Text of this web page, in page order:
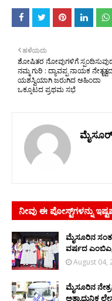
ಹಳೆಯದು
ಶೋಷಿತರ ನೋವುಗಳಿಗೆ
ನಮ್ಮ ಗುರಿ : ದ್ಯಾವಪ್ಪ ನಾಯಕ
ಯಶಸ್ವಿಯಾಗಿ ಜರುಗಿದ ಅಹಿಂದಾ
ಒಕ್ಕೂಟದ ಪ್ರಥಮ ಸಭೆ
ನೀವು ಈ ಪೋಸ್ಟ್‌ಗಳನ್ನು
ಮೈಸೂರಿನ ಸಂತ
ವರ್ಷದ
August 04,
ಮೈಸೂರಿನ
ಅತ್ಯಾಧುನಿಕ